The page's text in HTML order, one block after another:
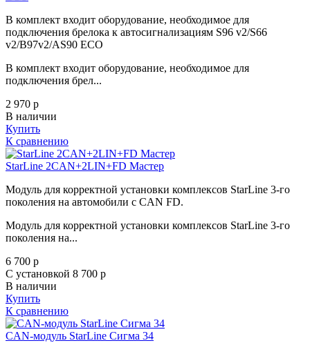
В комплект входит оборудование, необходимое для
подключения брелока к автосигнализациям S96 v2/S66
v2/B97v2/AS90 ECO
В комплект входит оборудование, необходимое для
подключения брел...
2 970 p
В наличии
Купить
К сравнению
StarLine 2CAN+2LIN+FD Мастер
Модуль для корректной установки комплексов StarLine 3-го
поколения на автомобили с CAN FD.
Модуль для корректной установки комплексов StarLine 3-го
поколения на...
6 700 p
С установкой 8 700 p
В наличии
Купить
К сравнению
CAN-модуль StarLine Сигма 34